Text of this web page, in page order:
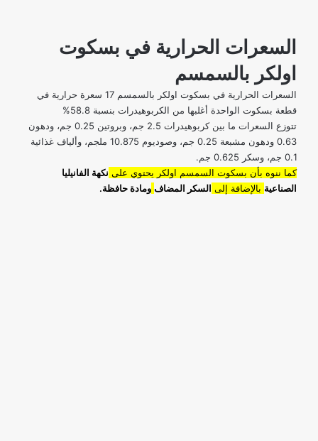
السعرات الحرارية في بسكوت
اولكر بالسمسم
السعرات الحرارية في بسكوت اولكر بالسمسم 17 سعرة حرارية في
قطعة بسكوت الواحدة أغلبها من الكربوهيدرات بنسبة 58.8%
تتوزع السعرات ما بين كربوهيدرات 2.5 جم، وبروتين 0.25 جم، ودهون
0.63 ودهون مشبعة 0.25 جم، وصوديوم 10.875 ملجم، وألياف غذائية
0.1 جم، وسكر 0.625 جم.
كما ننوه بأن بسكوت السمسم اولكر يحتوي على نكهة الفانيليا
الصناعية بالإضافة إلى السكر المضاف ومادة حافظة.